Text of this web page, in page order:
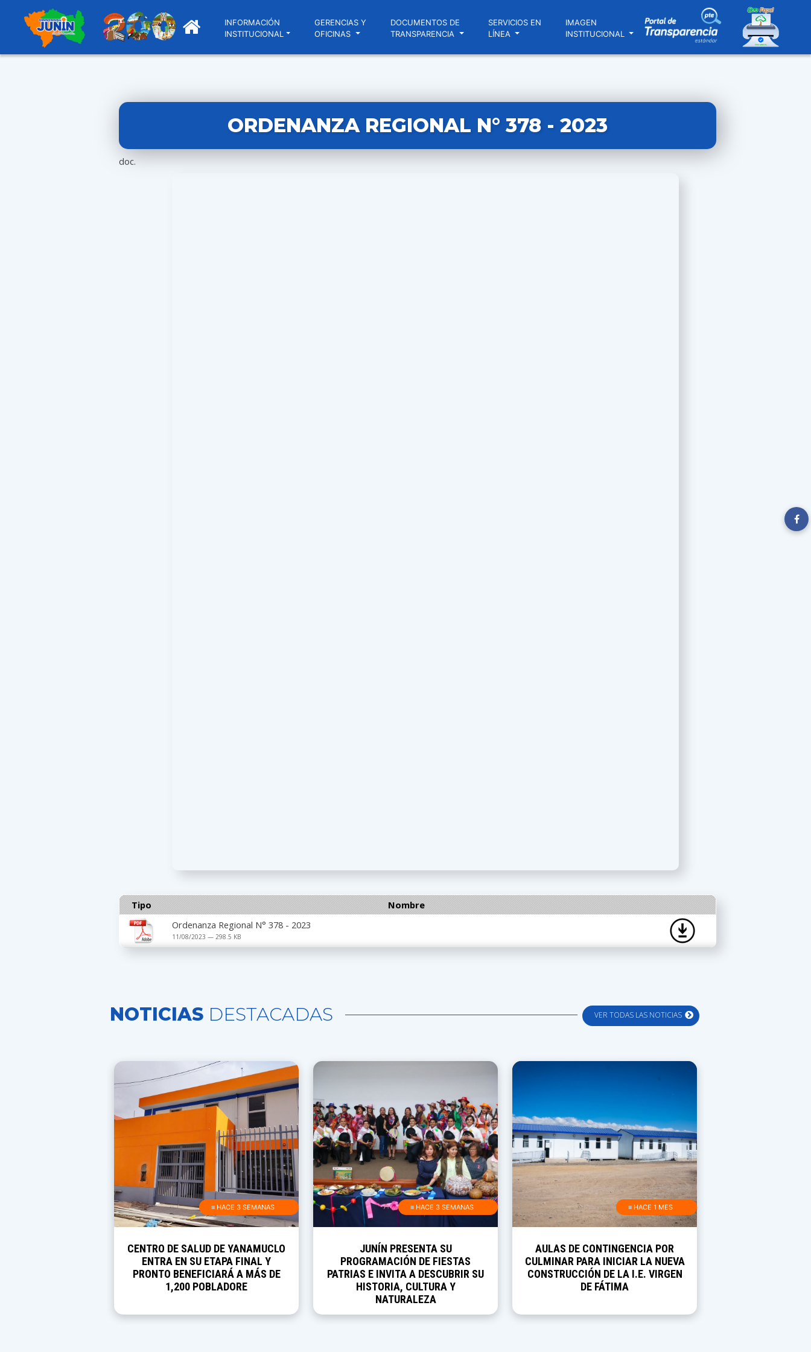
INFORMACIÓN
INSTITUCIONAL
GERENCIAS Y
OFICINAS
DOCUMENTOS DE
TRANSPARENCIA
SERVICIOS EN
LÍNEA
IMAGEN
INSTITUCIONAL
ORDENANZA REGIONAL N° 378 - 2023
doc.
Tipo
Nombre
Ordenanza Regional N° 378 - 2023
11/08/2023 — 298.5 KB
VER TODAS LAS NOTICIAS
NOTICIAS DESTACADAS
≡ HACE 3 SEMANAS
CENTRO DE SALUD DE YANAMUCLO
ENTRA EN SU ETAPA FINAL Y
PRONTO BENEFICIARÁ A MÁS DE
1,200 POBLADORE
≡ HACE 3 SEMANAS
JUNÍN PRESENTA SU
PROGRAMACIÓN DE FIESTAS
PATRIAS E INVITA A DESCUBRIR SU
HISTORIA, CULTURA Y
NATURALEZA
≡ HACE 1 MES
AULAS DE CONTINGENCIA POR
CULMINAR PARA INICIAR LA NUEVA
CONSTRUCCIÓN DE LA I.E. VIRGEN
DE FÁTIMA